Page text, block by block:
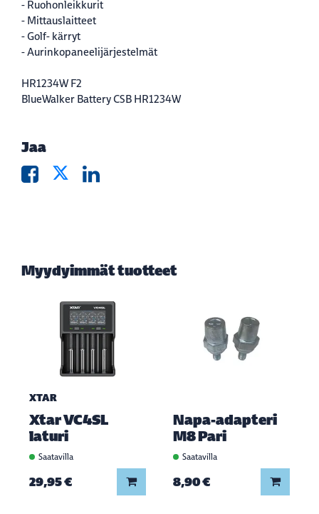
- Ruohonleikkurit
- Mittauslaitteet
- Golf- kärryt
- Aurinkopaneelijärjestelmät
HR1234W F2
BlueWalker Battery CSB HR1234W
Jaa
Myydyimmät tuotteet
XTAR
Xtar VC4SL
laturi
Saatavilla
29,95 € Lisää koriin
Napa-adapteri
M8 Pari
Saatavilla
8,90 € Lisää